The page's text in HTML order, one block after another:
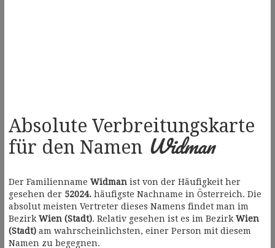
Absolute Verbreitungskarte
für den Namen Widman
Der Familienname Widman ist von der Häufigkeit her
gesehen der 52024. häufigste Nachname in Österreich. Die
absolut meisten Vertreter dieses Namens findet man im
Bezirk Wien (Stadt). Relativ gesehen ist es im Bezirk Wien
(Stadt) am wahrscheinlichsten, einer Person mit diesem
Namen zu begegnen.